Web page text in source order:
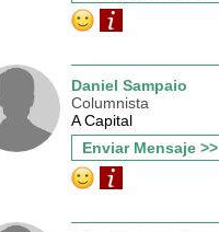
Daniel Sampaio
Columnista
A Capital
Enviar Mensaje >>